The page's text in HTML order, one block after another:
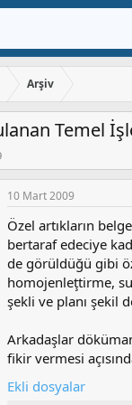
Arşiv
Temel
10 Mart 2009
Özel artıkların
bertaraf edeciye
de görüldüğü gibi
homojenleţtirme,
şekli ve planı şekil
Arkadaşlar
fikir vermesi
Ekli dosyalar